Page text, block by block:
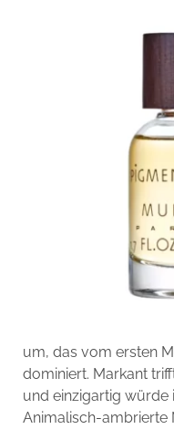
um, das vom ersten
dominiert. Markant
und einzigartig würde
Animalisch-ambrierte